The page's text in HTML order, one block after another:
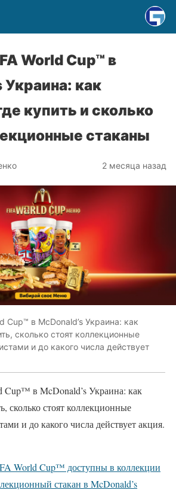
World Cup™ в
Украина: как
купить и сколько
стаканы
2 месяца назад
Cup™ в McDonald’s Украина: как
сколько стоят коллекционные
и до какого числа действует
в McDonald’s Украина: как
сколько стоят коллекционные
и до какого числа действует акция.
World Cup™ доступны в коллекции
стакан в McDonald’s